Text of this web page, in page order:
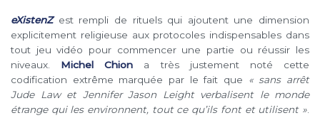
eXistenZest rempli de rituels qui ajoutent une dimension
explicitement religieuse aux protocoles indispensables dans
tout jeu vidéo pour commencer une partie ou réussir les
niveaux. Michel Chion a très justement noté cette
codification extrême marquée par le fait que « sans arrêt
Jude Law et Jennifer Jason Leight verbalisent le monde
étrange qui les environnent, tout ce qu’ils font et utilisent ».